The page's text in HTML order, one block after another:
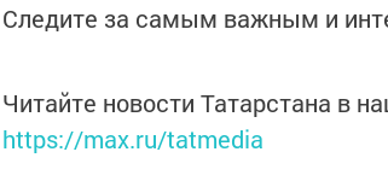
Следите за самым важным и
Читайте новости Татарстана в
https://max.ru/tatmedia